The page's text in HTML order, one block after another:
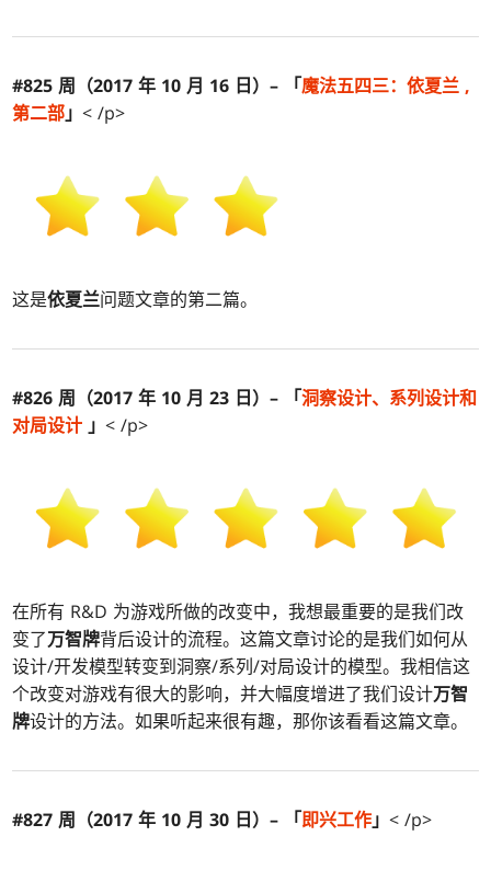
#825 周（2017 年 10 月 16 日）– 「魔法五四三：依夏兰 ,
第二部」< /p>
这是依夏兰问题文章的第二篇。
#826 周（2017 年 10 月 23 日）– 「洞察设计、系列设计和
对局设计 」< /p>
在所有 R&D 为游戏所做的改变中，我想最重要的是我们改
变了万智牌背后设计的流程。这篇文章讨论的是我们如何从
设计/开发模型转变到洞察/系列/对局设计的模型。我相信这
个改变对游戏有很大的影响，并大幅度增进了我们设计万智
牌设计的方法。如果听起来很有趣，那你该看看这篇文章。
#827 周（2017 年 10 月 30 日）– 「即兴工作」< /p>